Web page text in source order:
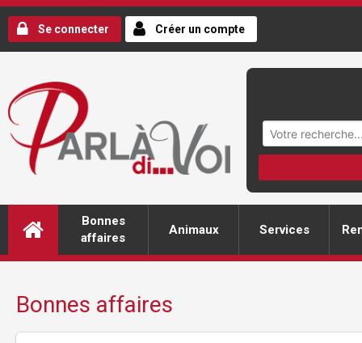
Se connecter Créer un compte
Bonnes
affaires
Animaux Services
Bonnes affaires